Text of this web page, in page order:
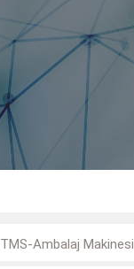
TMS-Ambalaj Makinesi